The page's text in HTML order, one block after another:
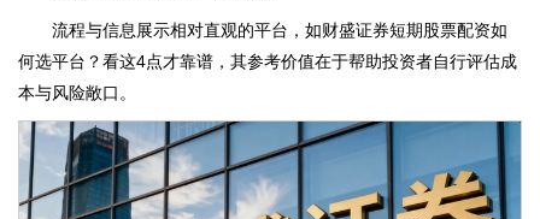
流程与信息展示相对直观的平台，如财盛证券短期股票配资如
何选平台？看这4点才靠谱，其参考价值在于帮助投资者自行评估成
本与风险敞口。